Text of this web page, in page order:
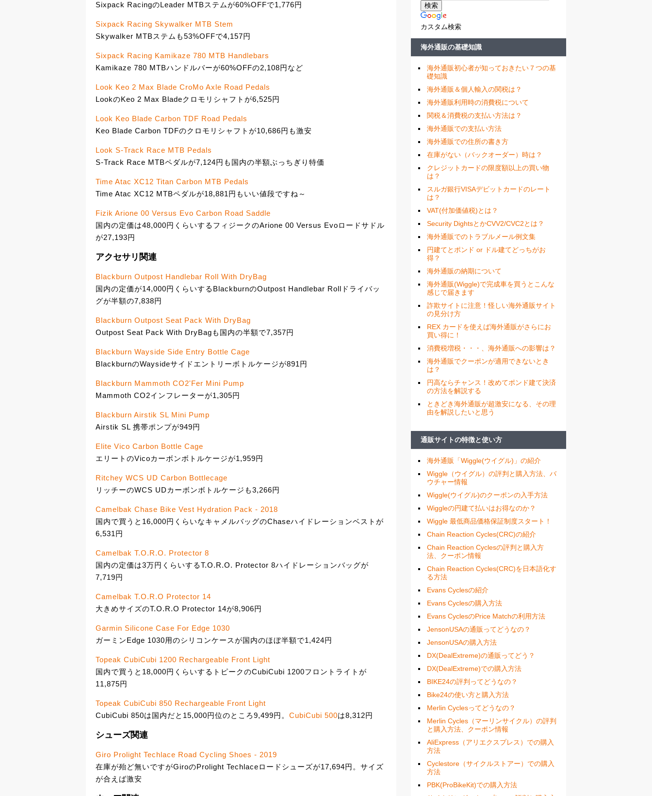
Sixpack RacingのLeader MTBステムが60%OFFで1,776円
Sixpack Racing Skywalker MTB Stem
Skywalker MTBステムも53%OFFで4,157円
Sixpack Racing Kamikaze 780 MTB Handlebars
Kamikaze 780 MTBハンドルバーが60%OFFの2,108円など
Look Keo 2 Max Blade CroMo Axle Road Pedals
LookのKeo 2 Max Bladeクロモリシャフトが6,525円
Look Keo Blade Carbon TDF Road Pedals
Keo Blade Carbon TDFのクロモリシャフトが10,686円も激安
Look S-Track Race MTB Pedals
S-Track Race MTBペダルが7,124円も国内の半額ぶっちぎり特価
Time Atac XC12 Titan Carbon MTB Pedals
Time Atac XC12 MTBペダルが18,881円もいい値段ですね～
Fizik Arione 00 Versus Evo Carbon Road Saddle
国内の定価は48,000円くらいするフィジークのArione 00 Versus Evoロードサドル
が27,193円
アクセサリ関連
Blackburn Outpost Handlebar Roll With DryBag
国内の定価が14,000円くらいするBlackburnのOutpost Handlebar Rollドライバッ
グが半額の7,838円
Blackburn Outpost Seat Pack With DryBag
Outpost Seat Pack With DryBagも国内の半額で7,357円
Blackburn Wayside Side Entry Bottle Cage
BlackburnのWaysideサイドエントリーボトルケージが891円
Blackburn Mammoth CO2'Fer Mini Pump
Mammoth CO2インフレーターが1,305円
Blackburn Airstik SL Mini Pump
Airstik SL 携帯ポンプが949円
Elite Vico Carbon Bottle Cage
エリートのVicoカーボンボトルケージが1,959円
Ritchey WCS UD Carbon Bottlecage
リッチーのWCS UDカーボンボトルケージも3,266円
Camelbak Chase Bike Vest Hydration Pack - 2018
国内で買うと16,000円くらいなキャメルバッグのChaseハイドレーションベストが
6,531円
Camelbak T.O.R.O. Protector 8
国内の定価は3万円くらいするT.O.R.O. Protector 8ハイドレーションバッグが
7,719円
Camelbak T.O.R.O Protector 14
大きめサイズのT.O.R.O Protector 14が8,906円
Garmin Silicone Case For Edge 1030
ガーミンEdge 1030用のシリコンケースが国内のほぼ半額で1,424円
Topeak CubiCubi 1200 Rechargeable Front Light
国内で買うと18,000円くらいするトピークのCubiCubi 1200フロントライトが
11,875円
Topeak CubiCubi 850 Rechargeable Front Light
CubiCubi 850は国内だと15,000円位のところ9,499円。 CubiCubi 500は8,312円
シューズ関連
Giro Prolight Techlace Road Cycling Shoes - 2019
在庫が殆ど無いですがGiroのProlight Techlaceロードシューズが17,694円。サイズ
が合えば激安
カスタム検索
海外通販の基礎知識
海外通販初心者が知っておきたい７つの基
礎知識
海外通販＆個人輸入の関税は？
海外通販利用時の消費税について
関税＆消費税の支払い方法は？
海外通販での支払い方法
海外通販での住所の書き方
在庫がない（バックオーダー）時は？
クレジットカードの限度額以上の買い物
は？
スルガ銀行VISAデビットカードのレート
は？
VAT(付加価値税)とは？
Security DightsとかCVV2/CVC2とは？
海外通販でのトラブルメール例文集
円建てとポンド or ドル建てどっちがお
得？
海外通販の納期について
海外通販(Wiggle)で完成車を買うとこんな
感じで届きます
詐欺サイトに注意！怪しい海外通販サイト
の見分け方
REX カードを使えば海外通販がさらにお
買い得に！
消費税増税・・・、海外通販への影響は？
海外通販でクーポンが適用できないとき
は？
円高ならチャンス！改めてポンド建て決済
の方法を解説する
ときどき海外通販が超激安になる、その理
由を解説したいと思う
通販サイトの特徴と使い方
海外通販「Wiggle(ウイグル)」の紹介
Wiggle（ウイグル）の評判と購入方法、バ
ウチャー情報
Wiggle(ウイグル)のクーポンの入手方法
Wiggleの円建て払いはお得なのか？
Wiggle 最低商品価格保証制度スタート！
Chain Reaction Cycles(CRC)の紹介
Chain Reaction Cyclesの評判と購入方
法、クーポン情報
Chain Reaction Cycles(CRC)を日本語化す
る方法
Evans Cyclesの紹介
Evans Cyclesの購入方法
Evans CyclesのPrice Matchの利用方法
JensonUSAの通販ってどうなの？
JensonUSAの購入方法
DX(DealExtreme)の通販ってどう？
DX(DealExtreme)での購入方法
BIKE24の評判ってどうなの？
Bike24の使い方と購入方法
Merlin Cyclesってどうなの？
Merlin Cycles（マーリンサイクル）の評判
と購入方法、クーポン情報
AliExpress（アリエクスプレス）での購入
方法
Cyclestore（サイクルストアー）での購入
方法
PBK(ProBikeKit)での購入方法